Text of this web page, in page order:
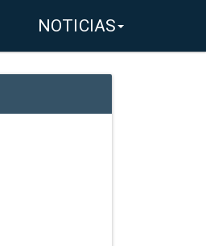
NOTICIAS